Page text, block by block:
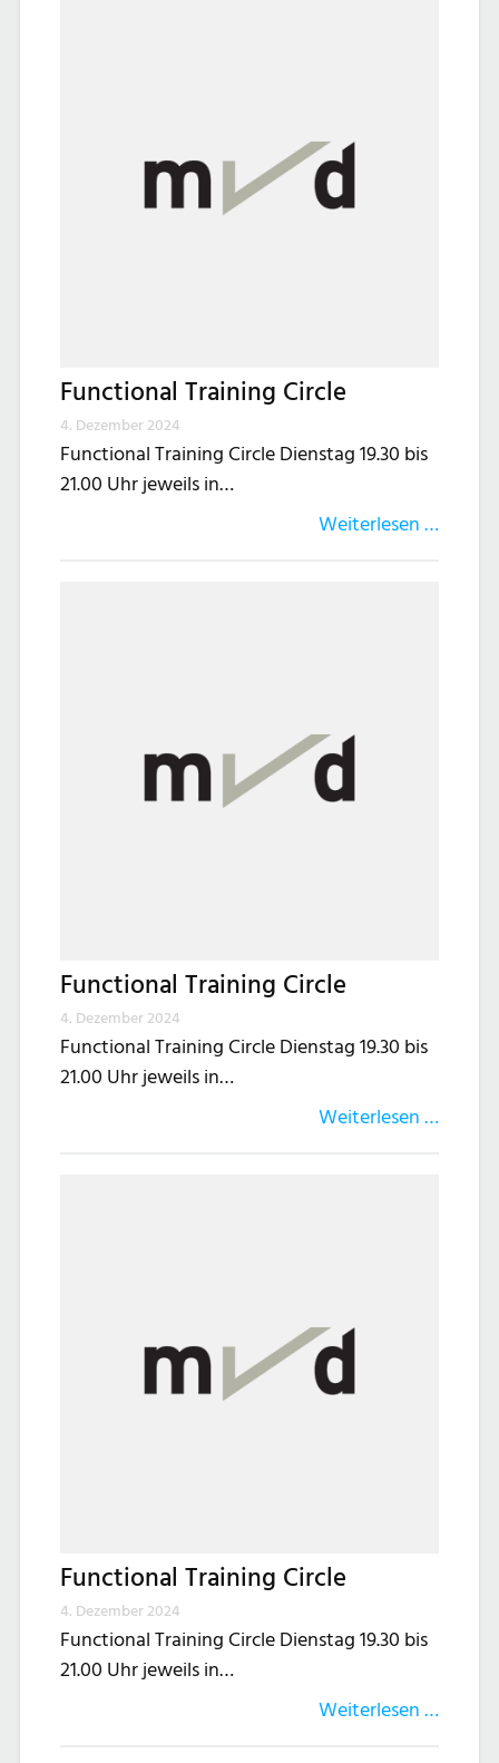
Functional Training Circle
4. Dezember 2024
Functional Training Circle Dienstag 19.30 bis
21.00 Uhr jeweils in…
Weiterlesen …
Functional Training Circle
4. Dezember 2024
Functional Training Circle Dienstag 19.30 bis
21.00 Uhr jeweils in…
Weiterlesen …
Functional Training Circle
4. Dezember 2024
Functional Training Circle Dienstag 19.30 bis
21.00 Uhr jeweils in…
Weiterlesen …